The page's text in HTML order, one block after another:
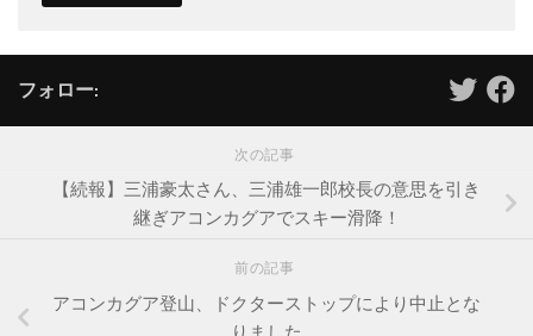
フォロー:
次の記事
【続報】三浦豪太さん、三浦雄一郎校長の意思を引き
継ぎアコンカグアでスキー滑降！
前の記事
アコンカグア登山、ドクターストップにより中止とな